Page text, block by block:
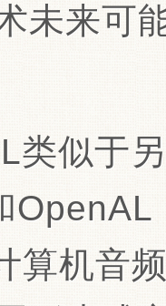
未来可
类似于
OpenAL
算机音